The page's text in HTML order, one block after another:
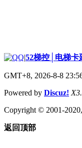
|52梯控│电梯卡
GMT+8, 2026-8-8
Powered by Discuz!
Copyright © 2001-
返回顶部